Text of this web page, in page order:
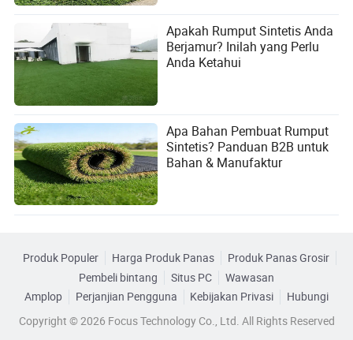
Apakah Rumput Sintetis Anda
Berjamur? Inilah yang Perlu
Anda Ketahui
Apa Bahan Pembuat Rumput
Sintetis? Panduan B2B untuk
Bahan & Manufaktur
Produk Populer Harga Produk Panas
Produk Panas Grosir
Pembeli bintang
Situs PC
Wawasan
Amplop
Perjanjian Pengguna Kebijakan Privasi
Hubungi
Copyright © 2026 Focus Technology Co., Ltd. All Rights Reserved